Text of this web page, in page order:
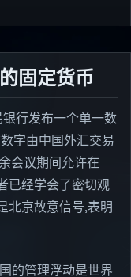
固定货币
行发布一个单一数
字由中国外汇交易
会议期间允许在
已经学会了密切观
北京故意信号,表明
的管理浮动是世界